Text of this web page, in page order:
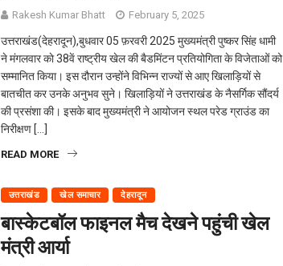
Rakesh Kumar Bhatt February 5, 2025
उत्तराखंड(देहरादून),बुधवार 05 फ़रवरी 2025 मुख्यमंत्री पुष्कर सिंह धामी
ने मंगलवार काे 38वें राष्ट्रीय खेल की बैडमिंटन प्रतियोगिता के विजेताओं को
सम्मानित किया। इस दौरान उन्होंने विभिन्न राज्यों से आए खिलाड़ियों से
बातचीत कर उनके अनुभव सुने। खिलाड़ियों ने उत्तराखंड के नैसर्गिक सौंदर्य
की प्रसंशा की। इसके बाद मुख्यमंत्री ने आयोजन स्थल परेड ग्राउंड का
निरीक्षण […]
READ MORE
उत्तराखंड खेल समाचार देहरादून
बास्केटबॉल फाइनल मैच देखने पहुंची खेल
मंत्री आर्या